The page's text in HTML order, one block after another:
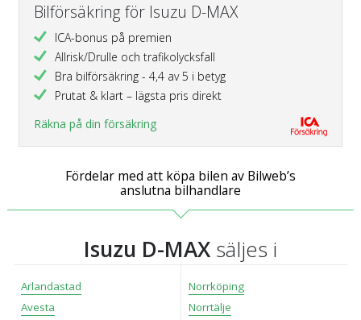
Bilförsäkring för Isuzu D-MAX
ICA-bonus på premien
Allrisk/Drulle och trafikolycksfall
Bra bilförsäkring - 4,4 av 5 i betyg
Prutat & klart – lägsta pris direkt
Räkna på din försäkring
Fördelar med att köpa bilen av Bilweb’s
anslutna bilhandlare
Isuzu D-MAX säljes i
Arlandastad
Avesta
Norrköping
Norrtälje